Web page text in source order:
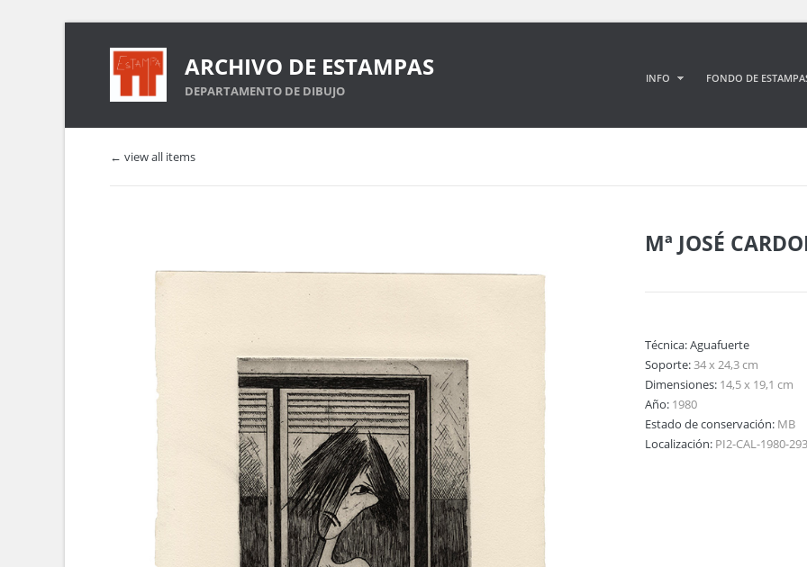
ARCHIVO DE ESTAMPAS
DEPARTAMENTO DE DIBUJO
INFO FONDO DE
← view all items
Mª JOSÉ
Técnica:Aguafuerte
Soporte:34 x 24,3 cm
Dimensiones: 14,5 x 19,1 cm
Año: 1980
Estado de conservación: MB
Localización: PI2-CAL-1980-293